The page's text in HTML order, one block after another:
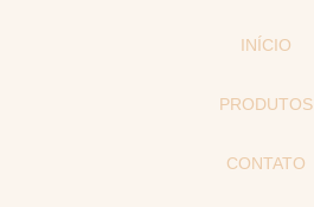
INÍCIO
PRODUTOS
CONTATO